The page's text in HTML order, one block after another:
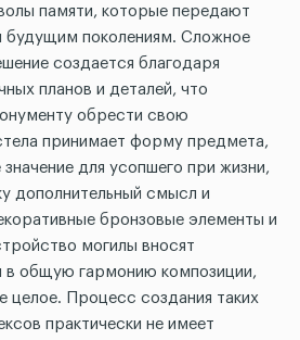
памяти, которые передают
будущим поколениям. Сложное
создается благодаря
планов и деталей, что
обрести свою
принимает форму предмета,
для усопшего при жизни,
дополнительный смысл и
бронзовые элементы и
могилы вносят
общую гармонию композиции,
целое. Процесс создания таких
практически не имеет